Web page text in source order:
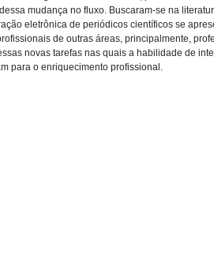
mudança no fluxo. Buscaram-se na
eletrônica de periódicos científicos se
de outras áreas, principalmente,
novas tarefas nas quais a habilidade de
para o enriquecimento profissional.